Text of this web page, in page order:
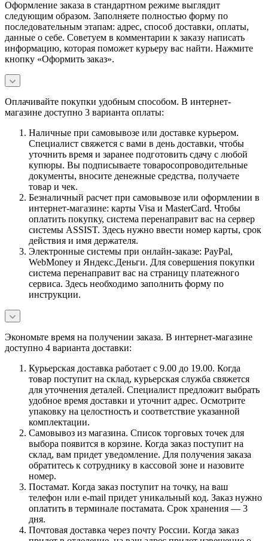
Оформление заказа в стандартном режиме выглядит
следующим образом. Заполняете полностью форму по
последовательным этапам: адрес, способ доставки, оплаты,
данные о себе. Советуем в комментарии к заказу написать
информацию, которая поможет курьеру вас найти. Нажмите
кнопку «Оформить заказ».
Оплачивайте покупки удобным способом. В интернет-
магазине доступно 3 варианта оплаты:
Наличные при самовывозе или доставке курьером.
Специалист свяжется с вами в день доставки, чтобы
уточнить время и заранее подготовить сдачу с любой
купюры. Вы подписываете товаросопроводительные
документы, вносите денежные средства, получаете
товар и чек.
Безналичный расчет при самовывозе или оформлении в
интернет-магазине: карты Visa и MasterCard. Чтобы
оплатить покупку, система перенаправит вас на сервер
системы ASSIST. Здесь нужно ввести номер карты, срок
действия и имя держателя.
Электронные системы при онлайн-заказе: PayPal,
WebMoney и Яндекс.Деньги. Для совершения покупки
система перенаправит вас на страницу платежного
сервиса. Здесь необходимо заполнить форму по
инструкции.
Экономьте время на получении заказа. В интернет-магазине
доступно 4 варианта доставки:
Курьерская доставка работает с 9.00 до 19.00. Когда
товар поступит на склад, курьерская служба свяжется
для уточнения деталей. Специалист предложит выбрать
удобное время доставки и уточнит адрес. Осмотрите
упаковку на целостность и соответствие указанной
комплектации.
Самовывоз из магазина. Список торговых точек для
выбора появится в корзине. Когда заказ поступит на
склад, вам придет уведомление. Для получения заказа
обратитесь к сотруднику в кассовой зоне и назовите
номер.
Постамат. Когда заказ поступит на точку, на ваш
телефон или e-mail придет уникальный код. Заказ нужно
оплатить в терминале постамата. Срок хранения — 3
дня.
Почтовая доставка через почту России. Когда заказ